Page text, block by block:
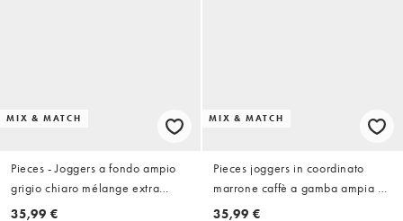
MIX & MATCH
Pieces - Joggers a fondo ampio
grigio chiaro mélange extra
larghi in coordinato
35,99 €
MIX & MATCH
Pieces joggers in coordinato
marrone caffè a gamba ampia e
vestibilità morbida
35,99 €